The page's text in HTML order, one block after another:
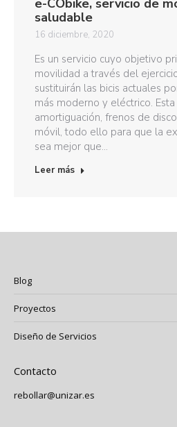
saludable
16 diciembre, 2020
Es un servicio cuyo objetivo
movilidad a través del
sustituirán las bicis actuales
más moderno y eléctrico.
amortiguación, frenos de
móvil, todo ello para que la
sea mejor que…
Leer más
Blog
Proyectos
Diseño de Servicios
Contacto
rebollar@unizar.es